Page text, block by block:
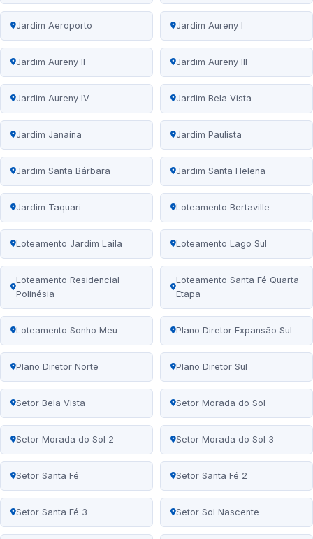
Jardim Aeroporto Jardim Aureny I
Jardim Aureny II Jardim Aureny III
Jardim Aureny IV Jardim Bela Vista
Jardim Janaína Jardim Paulista
Jardim Santa Bárbara Jardim Santa Helena
Jardim Taquari Loteamento Bertaville
Loteamento Jardim Laila Loteamento Lago Sul
Loteamento Residencial
Polinésia
Loteamento Santa Fé Quarta
Etapa
Loteamento Sonho Meu Plano Diretor Expansão Sul
Plano Diretor Norte Plano Diretor Sul
Setor Bela Vista Setor Morada do Sol
Setor Morada do Sol 2 Setor Morada do Sol 3
Setor Santa Fé Setor Santa Fé 2
Setor Santa Fé 3 Setor Sol Nascente